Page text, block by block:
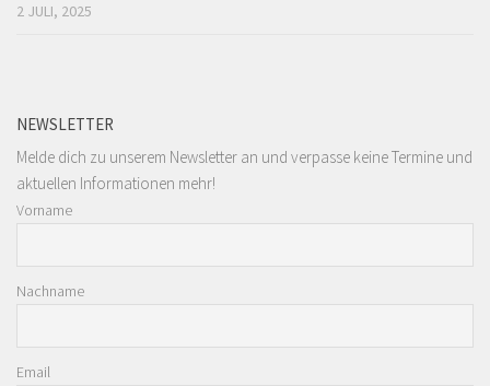
2 JULI, 2025
NEWSLETTER
Melde dich zu unserem Newsletter an und verpasse keine Termine und
aktuellen Informationen mehr!
Vorname
Nachname
Email